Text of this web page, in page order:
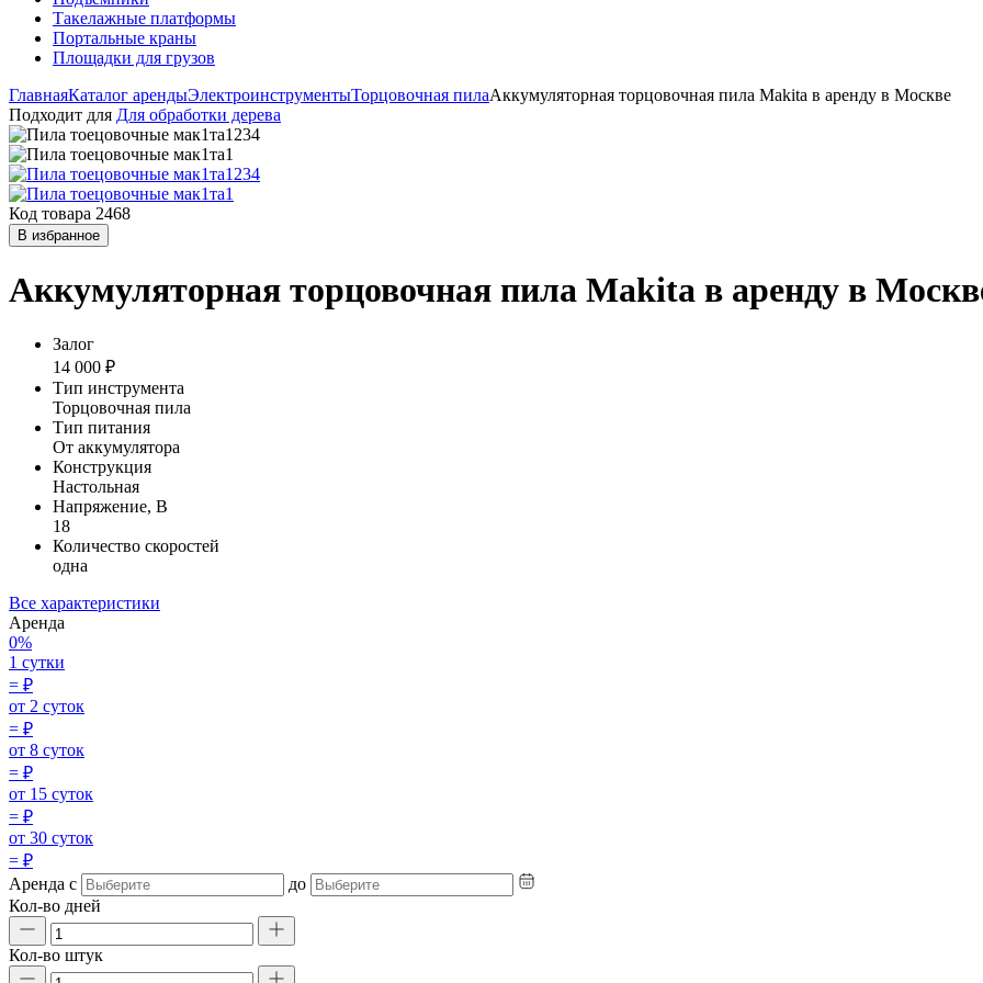
Такелажные платформы
Портальные краны
Площадки для грузов
ГлавнаяКаталог арендыЭлектроинструментыТорцовочная пилаАккумуляторная торцовочная пила Makita в аренду в Москве
Подходит для Для обработки дерева
Код товара 2468
В избранное
Аккумуляторная торцовочная пила Makita в аренду в
Залог
14 000 ₽
Тип инструмента
Торцовочная пила
Тип питания
От аккумулятора
Конструкция
Настольная
Напряжение, В
18
Количество скоростей
одна
Все характеристики
Аренда
0%
1 сутки
= ₽
от 2 суток
= ₽
от 8 суток
= ₽
от 15 суток
= ₽
от 30 суток
= ₽
Аренда с
до
Кол-во дней
Кол-во штук